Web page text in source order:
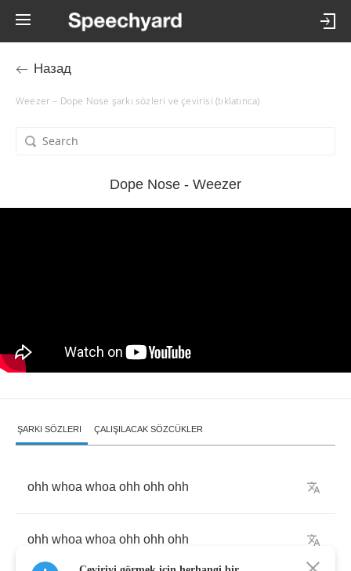
Назад
Weezer – Dope Nose şarkı sözleri ve çevirisi (tıklatınca)
Dope Nose - Weezer
ŞARKI SÖZLERI ÇALIŞILACAK SÖZCÜKLER
ohh whoa whoa ohh ohh ohh
ohh whoa whoa ohh ohh ohh